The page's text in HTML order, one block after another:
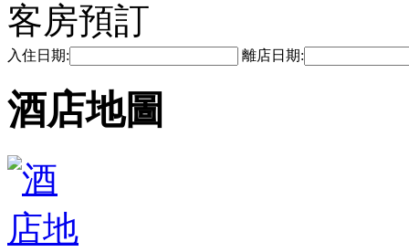
客房預訂
入住日期: 離店日期:
酒店地圖